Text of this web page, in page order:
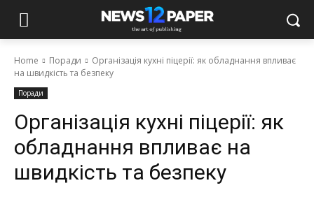
Home Поради
Організація кухні піцерії: як обладнання впливає
на швидкість та безпеку
Поради
Організація кухні піцерії: як
обладнання впливає на
швидкість та безпеку